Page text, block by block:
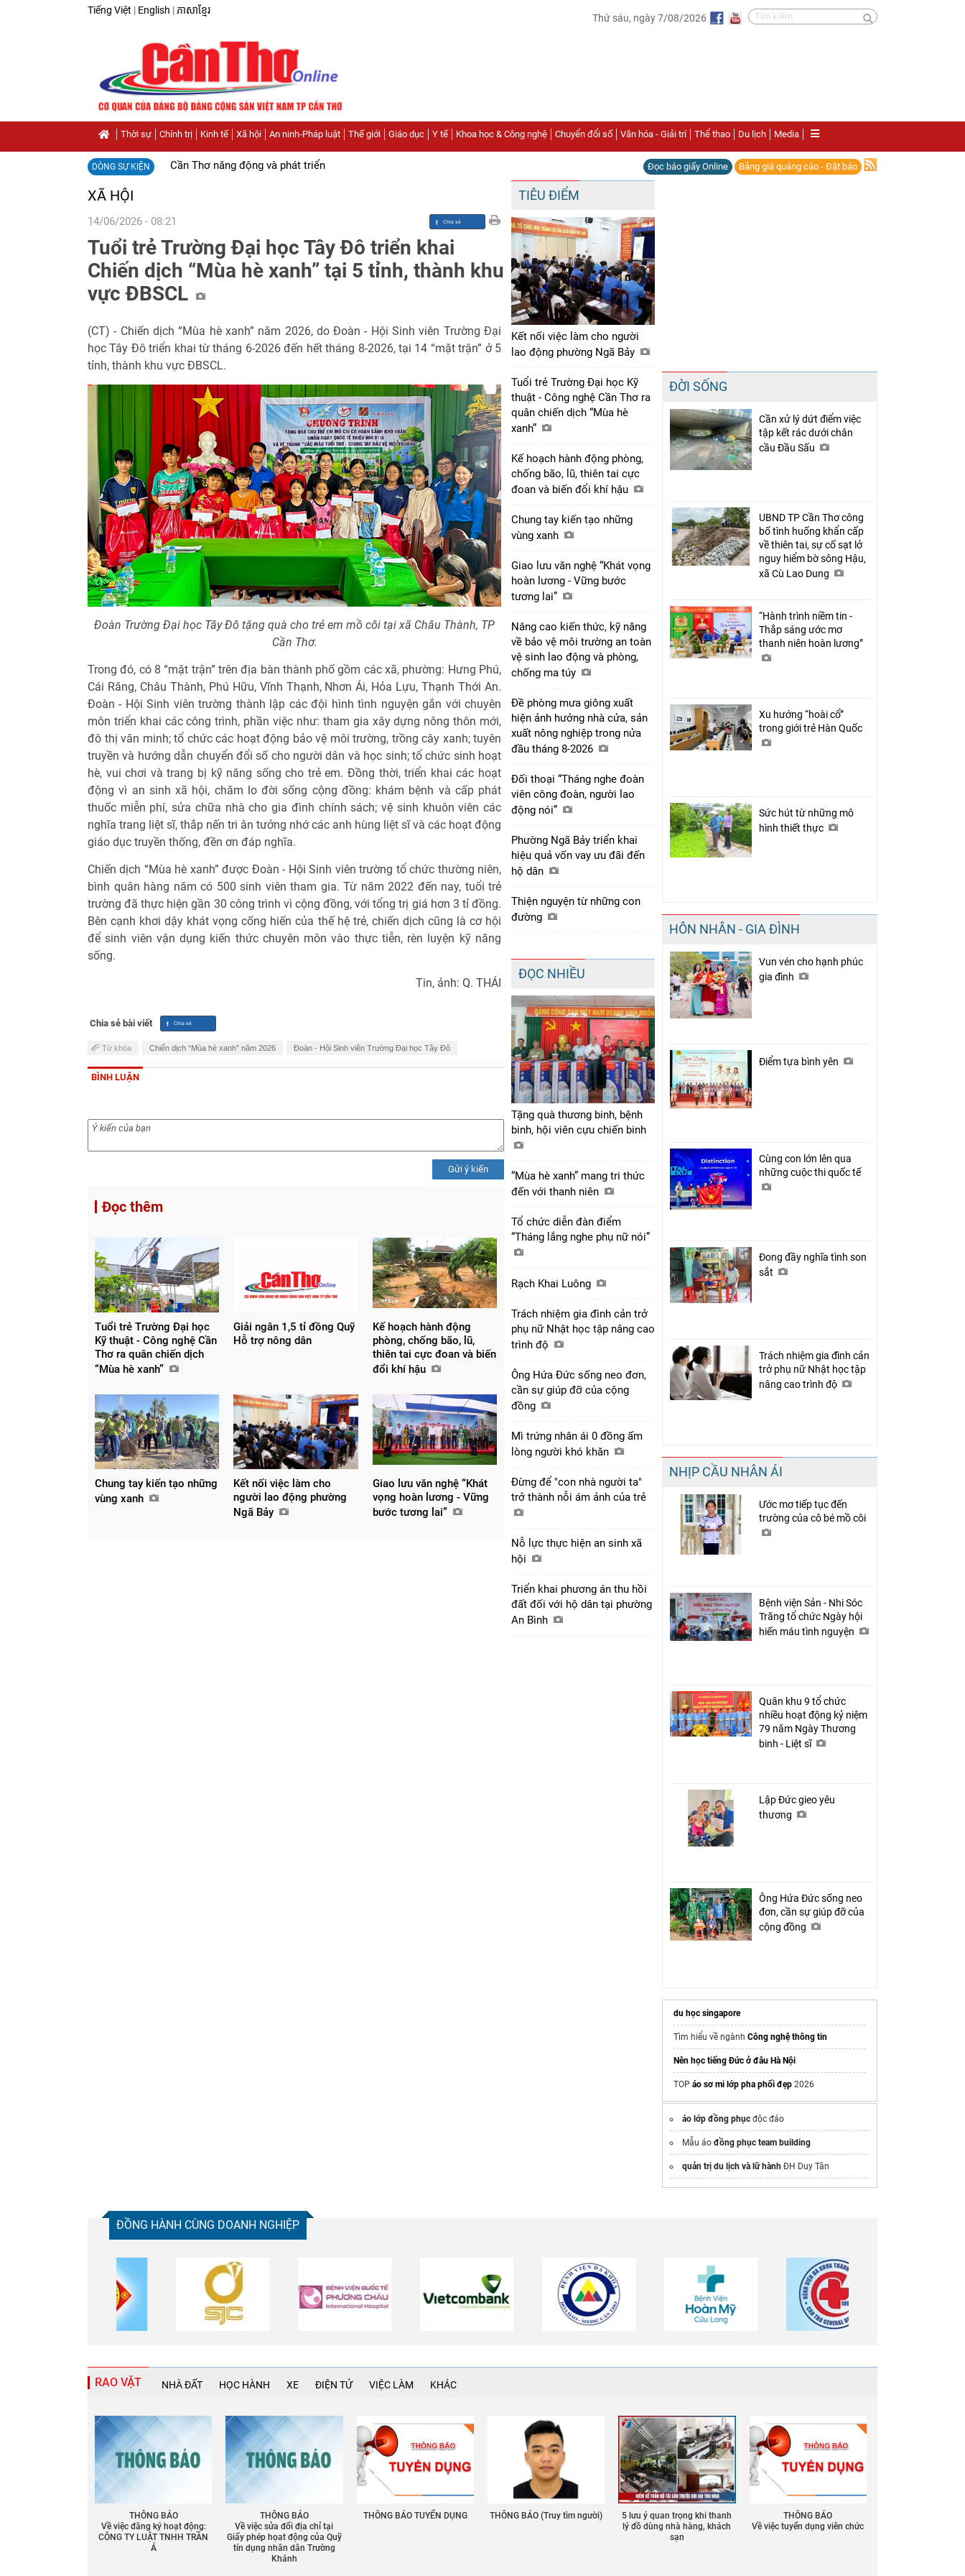
Tiếng Việt | English | ភាសាខ្មែរ
Thứ sáu, ngày 7/08/2026
Thời sự Chính trị Kinh tế Xã hội An ninh-Pháp luật Thế giới Giáo dục Y tế Khoa học & Công nghệ Chuyển đổi số Văn hóa - Giải trí Thể thao Du lịch Media
DÒNG SỰ KIỆN Cần Thơ năng động và phát triển Đọc báo giấy Online Bảng giá quảng cáo - Đặt báo
XÃ HỘI
14/06/2026 - 08:21
Chia sẻ
Facebook
Tuổi trẻ Trường Đại học Tây Đô triển khai
Chiến dịch “Mùa hè xanh” tại 5 tỉnh, thành khu
vực ĐBSCL
(CT) - Chiến dịch “Mùa hè xanh” năm 2026, do Đoàn - Hội Sinh viên Trường Đại
học Tây Đô triển khai từ tháng 6-2026 đến hết tháng 8-2026, tại 14 “mặt trận” ở 5
tỉnh, thành khu vực ĐBSCL.
Đoàn Trường Đại học Tây Đô tặng quà cho trẻ em mồ côi tại xã Châu Thành, TP
Cần Thơ.
Trong đó, có 8 “mặt trận” trên địa bàn thành phố gồm các xã, phường: Hưng Phú,
Cái Răng, Châu Thành, Phú Hữu, Vĩnh Thạnh, Nhơn Ái, Hỏa Lựu, Thạnh Thới An.
Đoàn - Hội Sinh viên trường thành lập các đội hình tình nguyện gắn với chuyên
môn triển khai các công trình, phần việc như: tham gia xây dựng nông thôn mới,
đô thị văn minh; tổ chức các hoạt động bảo vệ môi trường, trồng cây xanh; tuyên
truyền và hướng dẫn chuyển đổi số cho người dân và học sinh; tổ chức sinh hoạt
hè, vui chơi và trang bị kỹ năng sống cho trẻ em. Đồng thời, triển khai các hoạt
động vì an sinh xã hội, chăm lo đời sống cộng đồng: khám bệnh và cấp phát
thuốc miễn phí, sửa chữa nhà cho gia đình chính sách; vệ sinh khuôn viên các
nghĩa trang liệt sĩ, thắp nến tri ân tưởng nhớ các anh hùng liệt sĩ và các hoạt động
giáo dục truyền thống, đền ơn đáp nghĩa.
Chiến dịch “Mùa hè xanh” được Đoàn - Hội Sinh viên trường tổ chức thường niên,
bình quân hàng năm có 500 sinh viên tham gia. Từ năm 2022 đến nay, tuổi trẻ
trường đã thực hiện gần 30 công trình vì cộng đồng, với tổng trị giá hơn 3 tỉ đồng.
Bên cạnh khơi dậy khát vọng cống hiến của thế hệ trẻ, chiến dịch cũng là cơ hội
để sinh viên vận dụng kiến thức chuyên môn vào thực tiễn, rèn luyện kỹ năng
sống.
Tin, ảnh: Q. THÁI
Chia sẻ bài viết
Từ khóa Chiến dịch “Mùa hè xanh” năm 2026 Đoàn - Hội Sinh viên Trường Đại học Tây Đô
BÌNH LUẬN
Gửi ý kiến
Đọc thêm
Tuổi trẻ Trường Đại học
Kỹ thuật - Công nghệ Cần
Thơ ra quân chiến dịch
“Mùa hè xanh”
Giải ngân 1,5 tỉ đồng Quỹ
Hỗ trợ nông dân
Kế hoạch hành động
phòng, chống bão, lũ,
thiên tai cực đoan và biến
đổi khí hậu
Chung tay kiến tạo những
vùng xanh
Kết nối việc làm cho
người lao động phường
Ngã Bảy
Giao lưu văn nghệ “Khát
vọng hoàn lương - Vững
bước tương lai”
TIÊU ĐIỂM
Kết nối việc làm cho người
lao động phường Ngã Bảy
Tuổi trẻ Trường Đại học Kỹ
thuật - Công nghệ Cần Thơ ra
quân chiến dịch “Mùa hè
xanh”
Kế hoạch hành động phòng,
chống bão, lũ, thiên tai cực
đoan và biến đổi khí hậu
Chung tay kiến tạo những
vùng xanh
Giao lưu văn nghệ “Khát vọng
hoàn lương - Vững bước
tương lai”
Nâng cao kiến thức, kỹ năng
về bảo vệ môi trường an toàn
vệ sinh lao động và phòng,
chống ma túy
Đề phòng mưa giông xuất
hiện ảnh hưởng nhà cửa, sản
xuất nông nghiệp trong nửa
đầu tháng 8-2026
Đối thoại “Tháng nghe đoàn
viên công đoàn, người lao
động nói”
Phường Ngã Bảy triển khai
hiệu quả vốn vay ưu đãi đến
hộ dân
Thiện nguyện từ những con
đường
ĐỌC NHIỀU
Tặng quà thương binh, bệnh
binh, hội viên cựu chiến binh
“Mùa hè xanh” mang tri thức
đến với thanh niên
Tổ chức diễn đàn điểm
“Tháng lắng nghe phụ nữ nói”
Rạch Khai Luông
Trách nhiệm gia đình cản trở
phụ nữ Nhật học tập nâng cao
trình độ
Ông Hứa Đức sống neo đơn,
cần sự giúp đỡ của cộng
đồng
Mì trứng nhân ái 0 đồng ấm
lòng người khó khăn
Đừng để "con nhà người ta"
trở thành nỗi ám ảnh của trẻ
Nỗ lực thực hiện an sinh xã
hội
Triển khai phương án thu hồi
đất đối với hộ dân tại phường
An Bình
ĐỜI SỐNG
Cần xử lý dứt điểm việc
tập kết rác dưới chân
cầu Đầu Sấu
UBND TP Cần Thơ công
bố tình huống khẩn cấp
về thiên tai, sự cố sạt lở
nguy hiểm bờ sông Hậu,
xã Cù Lao Dung
“Hành trình niềm tin -
Thắp sáng ước mơ
thanh niên hoàn lương”
Xu hướng “hoài cổ”
trong giới trẻ Hàn Quốc
Sức hút từ những mô
hình thiết thực
HÔN NHÂN - GIA ĐÌNH
Vun vén cho hạnh phúc
gia đình
Điểm tựa bình yên
Cùng con lớn lên qua
những cuộc thi quốc tế
Đong đầy nghĩa tình son
sắt
Trách nhiệm gia đình cản
trở phụ nữ Nhật học tập
nâng cao trình độ
NHỊP CẦU NHÂN ÁI
Ước mơ tiếp tục đến
trường của cô bé mồ côi
Bệnh viện Sản - Nhi Sóc
Trăng tổ chức Ngày hội
hiến máu tình nguyện
Quân khu 9 tổ chức
nhiều hoạt động kỷ niệm
79 năm Ngày Thương
binh - Liệt sĩ
Lập Đức gieo yêu
thương
Ông Hứa Đức sống neo
đơn, cần sự giúp đỡ của
cộng đồng
du học singapore
Tìm hiểu về ngành Công nghệ thông tin
Nên học tiếng Đức ở đâu Hà Nội
TOP áo sơ mi lớp pha phối đẹp 2026
áo lớp đồng phục độc đáo
Mẫu áo đồng phục team building
quản trị du lịch và lữ hành ĐH Duy Tân
ĐỒNG HÀNH CÙNG DOANH NGHIỆP
RAO VẶT NHÀ ĐẤT HỌC HÀNH XE ĐIỆN TỬ VIỆC LÀM KHÁC
THÔNG BÁO
Về việc đăng ký hoạt động:
CÔNG TY LUẬT TNHH TRẦN
Á
THÔNG BÁO
Về việc sửa đổi địa chỉ tại
Giấy phép họat động của Quỹ
tín dụng nhân dân Trường
Khánh
THÔNG BÁO TUYỂN DỤNG THÔNG BÁO (Truy tìm người)
5 lưu ý quan trọng khi thanh
lý đồ dùng nhà hàng, khách
sạn
THÔNG BÁO
Về việc tuyển dụng viên chức